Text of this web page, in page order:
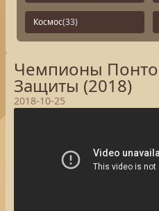
Космос(33)
Чемпионы
Защиты (2018)
2018-10-25